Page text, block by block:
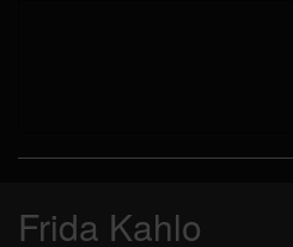
Frida Kahlo